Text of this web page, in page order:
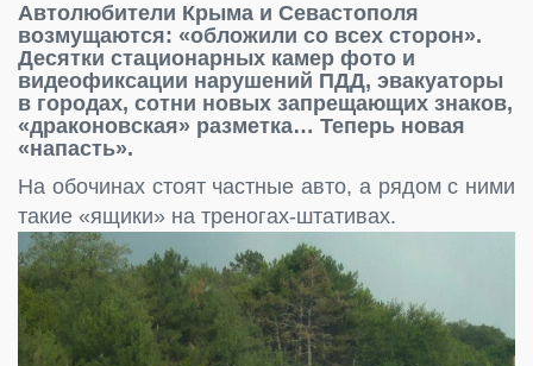
Автолюбители Крыма и Севастополя
возмущаются: «обложили со всех сторон».
Десятки стационарных камер фото и
видеофиксации нарушений ПДД, эвакуаторы
в городах, сотни новых запрещающих знаков,
«драконовская» разметка… Теперь новая
«напасть».
На обочинах стоят частные авто, а рядом с ними
такие «ящики» на треногах-штативах.